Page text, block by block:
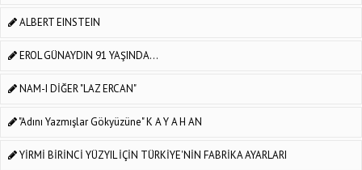
ALBERT EINSTEIN
EROL GÜNAYDIN 91 YAŞINDA...
NAM-I DİĞER "LAZ ERCAN"
"Adını Yazmışlar Gökyüzüne" K A Y A H AN
YİRMİ BİRİNCİ YÜZYIL İÇİN TÜRKİYE'NİN FABRİKA AYARLARI